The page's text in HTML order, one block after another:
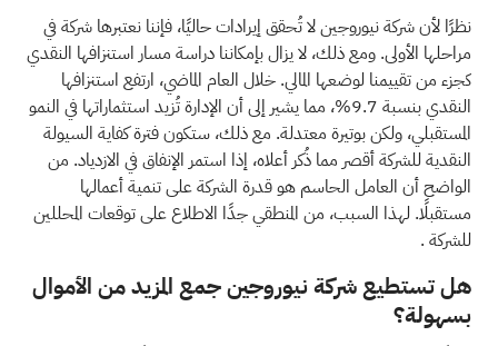
نظرًا لأن شركة نيوروجين لا تُحقق إيرادات حاليًا، فإننا نعتبرها شركة في
مراحلها الأولى. ومع ذلك، لا يزال بإمكاننا دراسة مسار استنزافها النقدي
كجزء من تقييمنا لوضعها المالي. خلال العام الماضي، ارتفع استنزافها
النقدي بنسبة 9.7%، مما يشير إلى أن الإدارة تُزيد استثماراتها في النمو
المستقبلي، ولكن بوتيرة معتدلة. مع ذلك، ستكون فترة كفاية السيولة
النقدية للشركة أقصر مما ذُكر أعلاه، إذا استمر الإنفاق في الازدياد. من
الواضح أن العامل الحاسم هو قدرة الشركة على تنمية أعمالها
مستقبلًا. لهذا السبب، من المنطقي جدًا الاطلاع علىتوقعات المحللين
للشركة.
هل تستطيع شركة نيوروجين جمع المزيد من الأموال
بسهولة؟